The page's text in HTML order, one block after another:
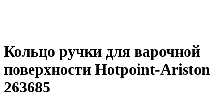
Кольцо ручки для варочной
поверхности Hotpoint-Ariston
263685